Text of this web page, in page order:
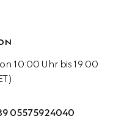
10:00 Uhr bis 19:00
05575924040